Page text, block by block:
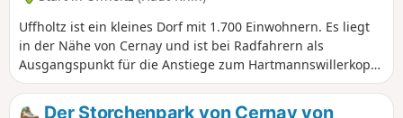
Spaziergang dem Bach Egelbach.
Uffholtz ist ein kleines Dorf mit 1.700 Einwohnern. Es liegt
in der Nähe von Cernay und ist bei Radfahrern als
Ausgangspunkt für die Anstiege zum Hartmannswillerkopf
und zum Grand Ballon bekannt. Auf dieser kleinen
Rundtour, die man mit einem Besuch des Nachbardorfes
Der Storchenpark von Cernay von